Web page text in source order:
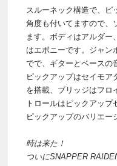
スルーネック構造で、ピ
角度も付いてますので、
ます。ボディはアルダー
はエボニーです。ジャン
でで、ギターとベースの
ピックアップはセイモア
を搭載、ブリッジはフロ
トロールはピックアップ
ピックアップのバリエー
時は来た！
ついにSNAPPER